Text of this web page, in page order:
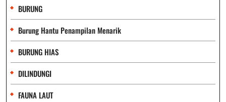
BURUNG
Burung Hantu Penampilan Menarik
BURUNG HIAS
DILINDUNGI
FAUNA LAUT